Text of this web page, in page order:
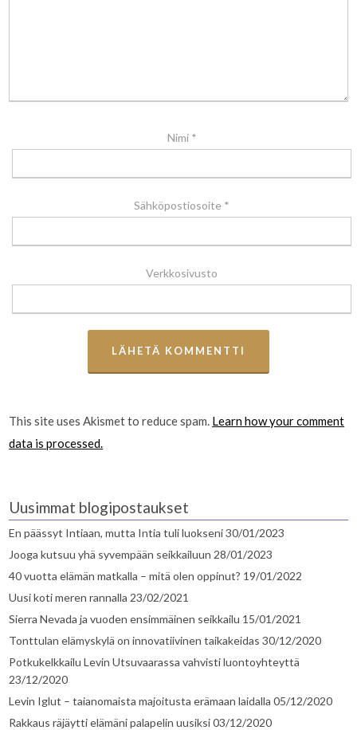
Nimi *
Sähköpostiosoite *
Verkkosivusto
This site uses Akismet to reduce spam. Learn how your comment
data is processed.
Uusimmat blogipostaukset
En päässyt Intiaan, mutta Intia tuli luokseni30/01/2023
Jooga kutsuu yhä syvempään seikkailuun 28/01/2023
40 vuotta elämän matkalla – mitä olen oppinut? 19/01/2022
Uusi koti meren rannalla 23/02/2021
Sierra Nevada ja vuoden ensimmäinen seikkailu 15/01/2021
Tonttulan elämyskylä on innovatiivinen taikakeidas 30/12/2020
Potkukelkkailu Levin Utsuvaarassa vahvisti luontoyhteyttä
23/12/2020
Levin Iglut – taianomaista majoitusta erämaan laidalla 05/12/2020
Rakkaus räjäytti elämäni palapelin uusiksi03/12/2020